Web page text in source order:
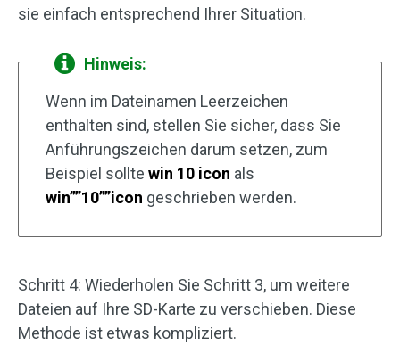
sie einfach entsprechend Ihrer Situation.
Hinweis:
Wenn im Dateinamen Leerzeichen
enthalten sind, stellen Sie sicher, dass Sie
Anführungszeichen darum setzen, zum
Beispiel sollte win 10 icon als
win””10””icon geschrieben werden.
Schritt 4: Wiederholen Sie Schritt 3, um weitere
Dateien auf Ihre SD-Karte zu verschieben. Diese
Methode ist etwas kompliziert.